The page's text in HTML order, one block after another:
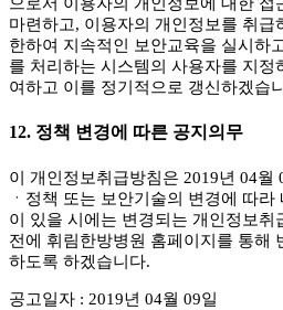
마련하고, 이용자의 개인정보를 취급
한하여 지속적인 보안교육을 실시하
를 처리하는 시스템의 사용자를 지정
여하고 이를 정기적으로 갱신하겠습
12. 정책 변경에 따른 공지의무
이 개인정보취급방침은 2019년 04월
ㆍ정책 또는 보안기술의 변경에 따
이 있을 시에는 변경되는 개인정보취
전에 휘림한방병원 홈페이지를 통해
하도록 하겠습니다.
공고일자 : 2019년 04월 09일